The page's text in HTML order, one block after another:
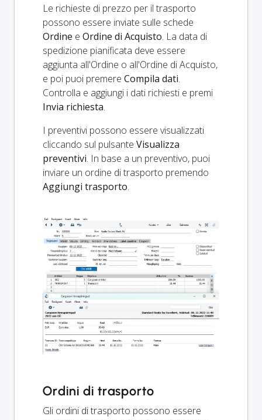
Le richieste di prezzo per il trasporto
possono essere inviate sulle schede
Ordine e Ordine di Acquisto. La data di
spedizione pianificata deve essere
aggiunta all'Ordine o all'Ordine di Acquisto,
e poi puoi premere Compila dati.
Controlla e aggiungi i dati richiesti e premi
Invia richiesta.
I preventivi possono essere visualizzati
cliccando sul pulsante Visualizza
preventivi. In base a un preventivo, puoi
inviare un ordine di trasporto premendo
Aggiungi trasporto.
Ordini di trasporto
Gli ordini di trasporto possono essere